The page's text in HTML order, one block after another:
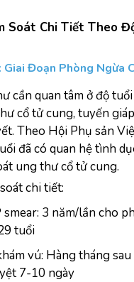
Soát Chi Tiết Theo
Đoạn Phòng Ngừa
cần quan tâm ở độ
cổ tử cung, tuyến
Theo Hội Phụ sản
đã có quan hệ tình
ung thư cổ tử cung.
chi tiết:
smear: 3 năm/lần cho
tuổi
vú: Hàng tháng
7-10 ngày